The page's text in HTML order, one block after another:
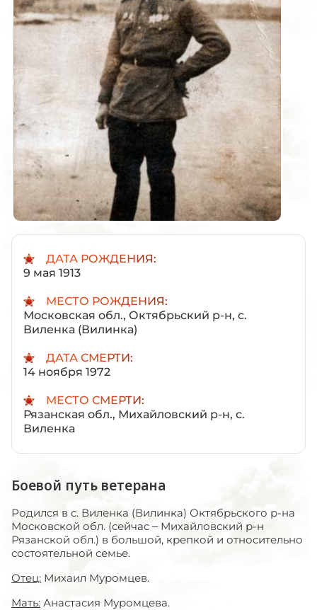
ДАТА РОЖДЕНИЯ:
9 мая 1913
МЕСТО РОЖДЕНИЯ:
Московская обл., Октябрьский р-н, с.
Виленка (Вилинка)
ДАТА СМЕРТИ:
14 ноября 1972
МЕСТО СМЕРТИ:
Рязанская обл., Михайловский р-н, с.
Виленка
Боевой путь ветерана
Родился в с. Виленка (Вилинка) Октябрьского р-на
Московской обл. (сейчас – Михайловский р-н
Рязанской обл.) в большой, крепкой и относительно
состоятельной семье.
Отец: Михаил Муромцев.
Мать: Анастасия Муромцева.